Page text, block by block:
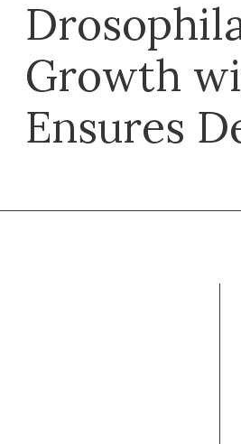
Growth
Ensures